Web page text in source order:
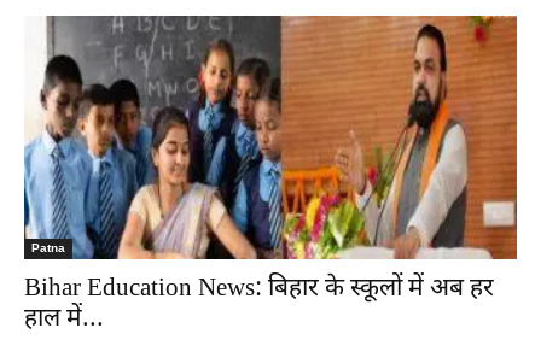
Patna
Bihar Education News: बिहार के स्कूलों में अब हर
हाल में...